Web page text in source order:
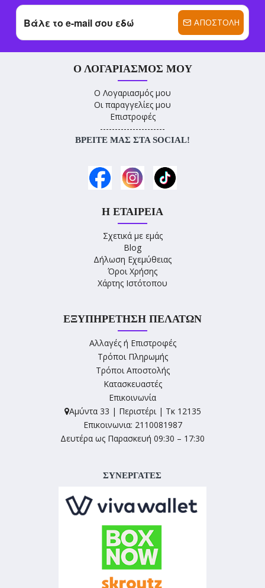
ΑΠΟΣΤΟΛΉ
Ο ΛΟΓΑΡΙΑΣΜΌΣ ΜΟΥ
Ο Λογαριασμός μου
Οι παραγγελίες μου
Επιστροφές
----------------------
ΒΡΕΊΤΕ ΜΑΣ ΣΤΑ SOCIAL!
Η ΕΤΑΙΡΕΊΑ
Σχετικά με εμάς
Blog
Δήλωση Εχεμύθειας
Όροι Χρήσης
Χάρτης Ιστότοπου
ΕΞΥΠΗΡΈΤΗΣΗ ΠΕΛΑΤΏΝ
Αλλαγές ή Επιστροφές
Τρόποι Πληρωμής
Τρόποι Αποστολής
Κατασκευαστές
Επικοινωνία
Αμύντα 33 | Περιστέρι | Τκ 12135
Επικοινωνια: 2110081987
Δευτέρα ως Παρασκευή 09:30 – 17:30
ΣΥΝΕΡΓΑΤΕΣ